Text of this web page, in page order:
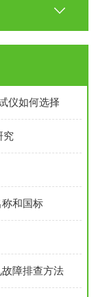
仪如何选择
究
和国标
障排查方法